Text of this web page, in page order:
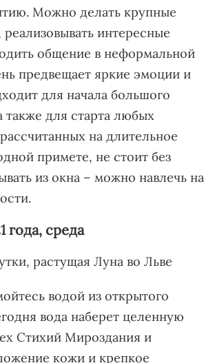
Можно делать крупные
интересные
общение в неформальной
предвещает яркие эмоции и
для начала большого
также для старта любых
на длительное
примете, не стоит без
из окна – можно навлечь на
года, среда
растущая Луна во Льве
водой из открытого
вода наберет целенную
Стихий Мироздания и
кожи и крепкое